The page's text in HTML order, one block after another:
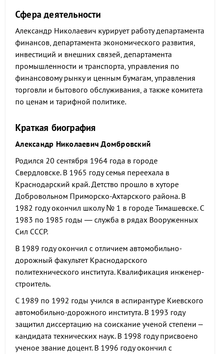
Сфера деятельности
Александр Николаевич курирует работу департамента
финансов, департамента экономического развития,
инвестиций и внешних связей, департамента
промышленности и транспорта, управления по
финансовому рынку и ценным бумагам, управления
торговли и бытового обслуживания, а также комитета
по ценам и тарифной политике.
Краткая биография
Александр Николаевич Домбровский
Родился 20 сентября 1964 года в городе
Свердловске. В 1965 году семья переехала в
Краснодарский край. Детство прошло в хуторе
Добровольном Приморско-Ахтарского района. В
1982 году окончил школу № 1 в городе Тимашевске. С
1983 по 1985 годы — служба в рядах Вооруженных
Сил СССР.
В 1989 году окончил с отличием автомобильно-
дорожный факультет Краснодарского
политехнического института. Квалификация инженер-
строитель.
С 1989 по 1992 годы учился в аспирантуре Киевского
автомобильно-дорожного института. В 1993 году
защитил диссертацию на соискание ученой степени –
кандидата технических наук. В 1998 году присвоено
ученое звание доцент. В 1996 году окончил с